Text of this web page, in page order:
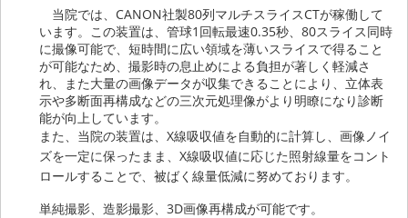
当院では、CANON社製80列マルチスライスCTが稼働して
います。この装置は、管球1回転最速0.35秒、80スライス同時
に撮像可能で、短時間に広い領域を薄いスライスで得ること
が可能なため、撮影時の息止めによる負担が著しく軽減さ
れ、また大量の画像データが収集できることにより、立体表
示や多断面再構成などの三次元処理像がより明瞭になり診断
能が向上しています。
また、当院の装置は、X線吸収値を自動的に計算し、画像ノイ
ズを一定に保ったまま、X線吸収値に応じた照射線量をコント
ロールすることで、被ばく線量低減に努めております。
単純撮影、造影撮影、3D画像再構成が可能です。